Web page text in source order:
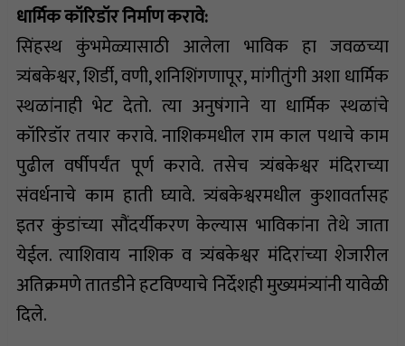
धार्मिक कॉरिडॉर निर्माण करावे:
सिंहस्थ कुंभमेळ्यासाठी आलेला भाविक हा जवळच्या
त्र्यंबकेश्वर, शिर्डी, वणी, शनिशिंगणापूर, मांगीतुंगी अशा धार्मिक
स्थळांनाही भेट देतो. त्या अनुषंगाने या धार्मिक स्थळांचे
कॉरिडॉर तयार करावे. नाशिकमधील राम काल पथाचे काम
पुढील वर्षीपर्यंत पूर्ण करावे. तसेच त्र्यंबकेश्वर मंदिराच्या
संवर्धनाचे काम हाती घ्यावे. त्र्यंबकेश्वरमधील कुशावर्तासह
इतर कुंडांच्या सौंदर्यीकरण केल्यास भाविकांना तेथे जाता
येईल. त्याशिवाय नाशिक व त्र्यंबकेश्वर मंदिरांच्या शेजारील
अतिक्रमणे तातडीने हटविण्याचे निर्देशही मुख्यमंत्र्यांनी यावेळी
दिले.